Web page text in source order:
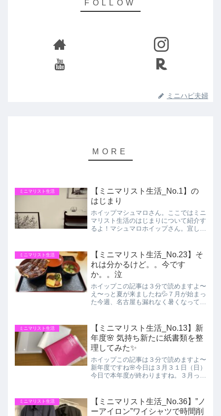
ミニハピ夫婦
ミニマリスト生活
【ミニマリスト生活_No.1】の
はじまり
ホイップマシュマロさん。ここではミニ
マリスト生活のはじまりについて紹介す
るよ！マシュマロホイップさん。宜しく
引越してきたのは約10年前。その前は
子育てに良い学区を選び...
ミニマリスト生活
【ミニマリスト生活_No.23】そ
れは分かるけど。。今です
か。。泣
ホイップこの記事は３分で読めますよ〜
え〜っと夏が来ましたね💦７月が始まっ
た今週、名古屋も漏れなく暑くなってき
の頃です＼昨年食べた川次の鰻丼、また
食べた〜い／また、天気予...
ミニマリスト生活
【ミニマリスト生活_No.13】新
年度🌸 気持ち新たに紙書類を整
理してみた✨
ホイップこの記事は３分で読めますよ〜
新年度ですね🌸今日は３月３１日（日）
今日で本年度が終わりますね。３月って
新年度の始まりですね〜。私は特に変わ
りなくいつも通りな仕事で...
ミニマリスト生活
【ミニマリスト生活_No.36】”ノ
ーアイロン”ワイシャツで時間削